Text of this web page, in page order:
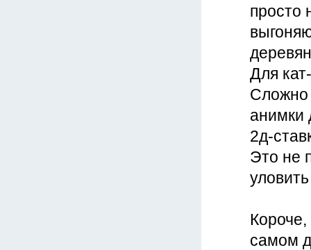
просто
Для
Сложно
анимки
2д-
Это не
самом